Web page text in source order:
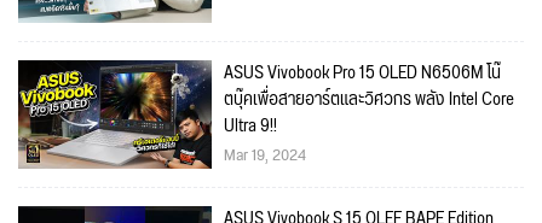
ASUS Vivobook Pro 15 OLED N6506M โน๊
ตบุ๊คเพื่อสายอาร์ตและวิศวกร พลัง Intel Core
Ultra 9!!
Mar 19, 2024